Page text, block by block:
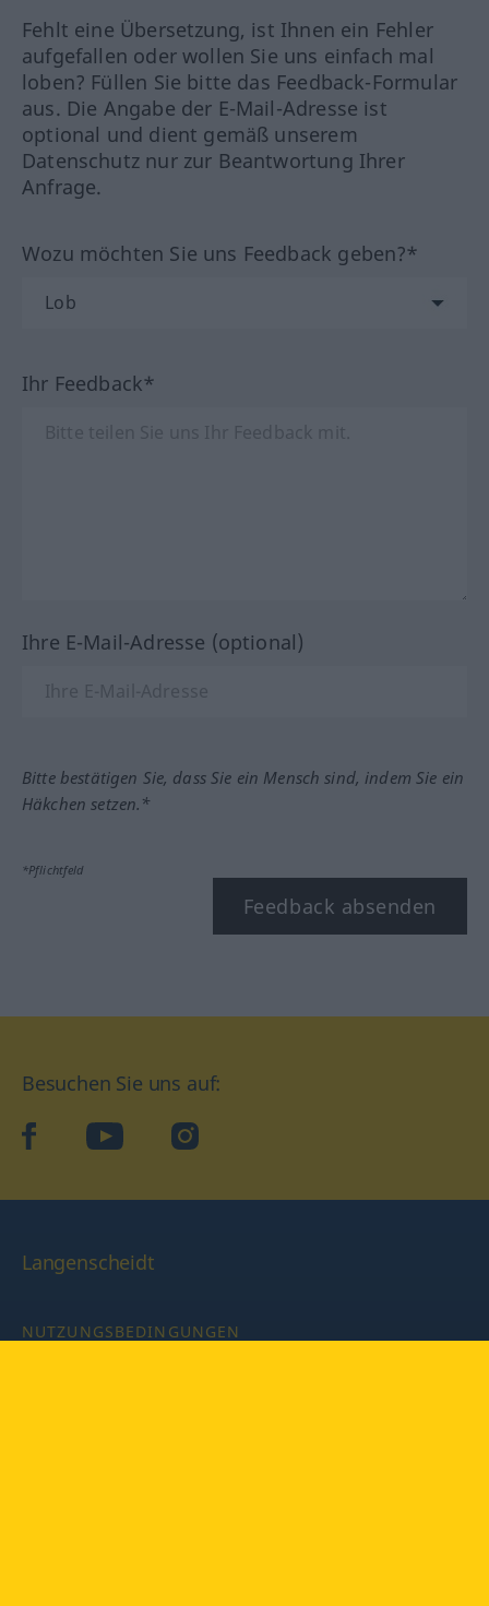
Fehlt eine Übersetzung, ist Ihnen ein Fehler
aufgefallen oder wollen Sie uns einfach mal
loben? Füllen Sie bitte das Feedback-Formular
aus. Die Angabe der E-Mail-Adresse ist
optional und dient gemäß unserem
Datenschutz nur zur Beantwortung Ihrer
Anfrage.
Wozu möchten Sie uns Feedback geben?*
Ihr Feedback*
Ihre E-Mail-Adresse (optional)
Bitte bestätigen Sie, dass Sie ein Mensch sind, indem Sie ein
Häkchen setzen.*
*Pflichtfeld
Feedback absenden
Besuchen Sie uns auf:
facebookYouTube Instagram
Langenscheidt
NUTZUNGSBEDINGUNGEN